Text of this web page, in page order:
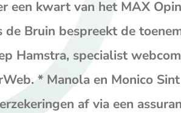
een kwart van het MAX
Bruin bespreekt de
Hamstra, specialist
* Manola en Monico
af via een